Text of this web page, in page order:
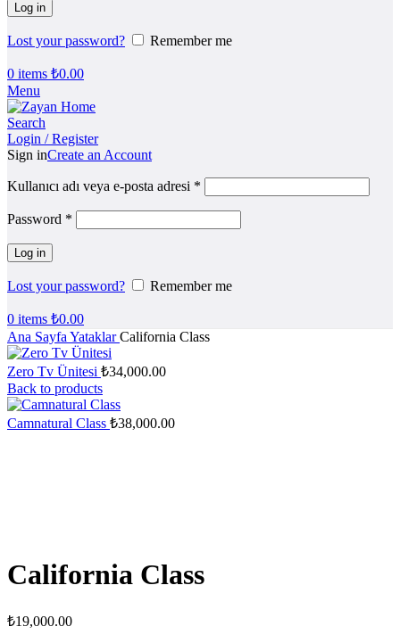
Log in
Lost your password? Remember me
0 items ₺0.00
Menu
Search
Login / Register
Sign inCreate an Account
Kullanıcı adı veya e-posta adresi *
Password *
Log in
Lost your password? Remember me
0 items ₺0.00
Ana Sayfa YataklarCalifornia Class
Zero Tv Ünitesi ₺34,000.00
Back to products
Camnatural Class ₺38,000.00
California Class
₺19,000.00